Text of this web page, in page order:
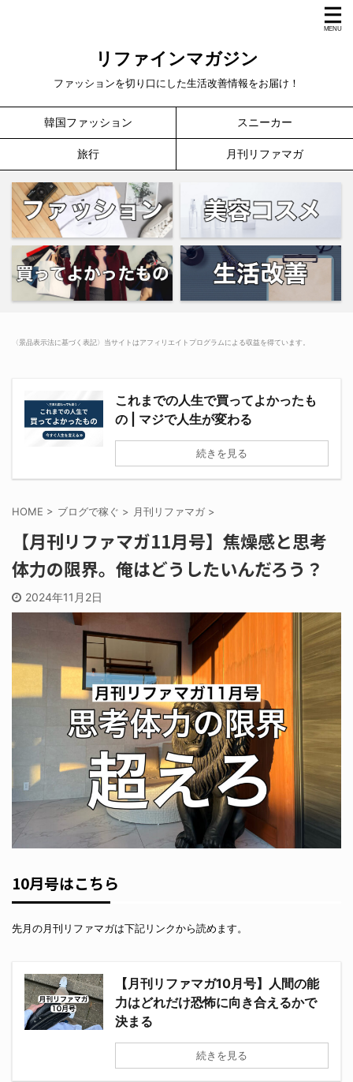
リファインマガジン
ファッションを切り口にした生活改善情報をお届け！
韓国ファッション スニーカー
旅行 月刊リファマガ
〈景品表示法に基づく表記〉当サイトはアフィリエイトプログラムによる収益を得ています。
これまでの人生で買ってよかったも
の | マジで人生が変わる
続きを見る
HOME > ブログで稼ぐ > 月刊リファマガ >
【月刊リファマガ11月号】焦燥感と思考
体力の限界。俺はどうしたいんだろう？
2024年11月2日
10月号はこちら
先月の月刊リファマガは下記リンクから読めます。
【月刊リファマガ10月号】人間の能
力はどれだけ恐怖に向き合えるかで
決まる
続きを見る